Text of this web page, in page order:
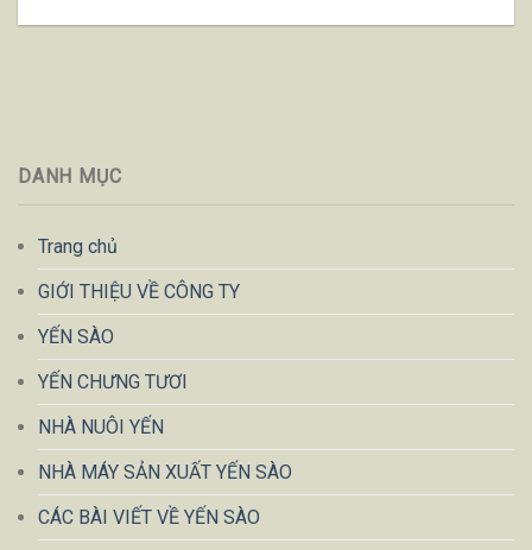
DANH MỤC
Trang chủ
GIỚI THIỆU VỀ CÔNG TY
YẾN SÀO
YẾN CHƯNG TƯƠI
NHÀ NUÔI YẾN
NHÀ MÁY SẢN XUẤT YẾN SÀO
CÁC BÀI VIẾT VỀ YẾN SÀO